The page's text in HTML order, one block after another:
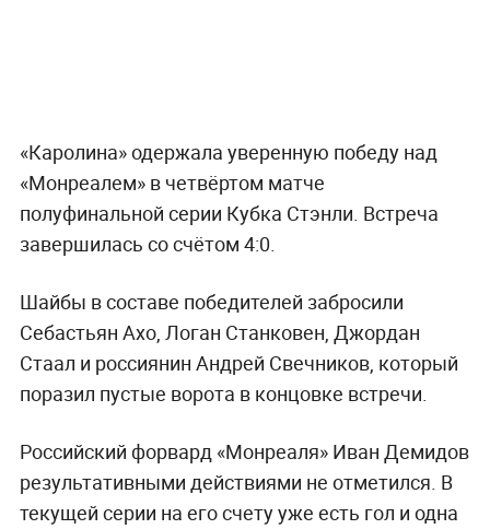
«Каролина» одержала уверенную победу над
«Монреалем» в четвёртом матче
полуфинальной серии Кубка Стэнли. Встреча
завершилась со счётом 4:0.
Шайбы в составе победителей забросили
Себастьян Ахо, Логан Станковен, Джордан
Стаал и россиянин Андрей Свечников, который
поразил пустые ворота в концовке встречи.
Российский форвард «Монреаля» Иван Демидов
результативными действиями не отметился. В
текущей серии на его счету уже есть гол и одна